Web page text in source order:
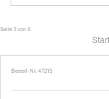
Seite 3 von 6
Start
Bestell-Nr. 47215